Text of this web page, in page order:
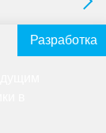
Разработка